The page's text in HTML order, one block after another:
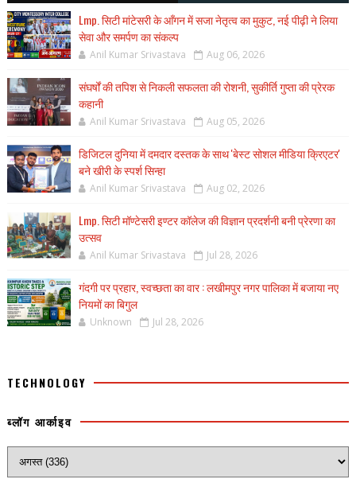
Lmp. सिटी मांटेसरी के आँगन में सजा नेतृत्व का मुकुट, नई पीढ़ी ने लिया
सेवा और समर्पण का संकल्प
Anil Kumar Srivastava Aug 06, 2026
संघर्षों की तपिश से निकली सफलता की रोशनी, सुकीर्ति गुप्ता की प्रेरक
कहानी
Anil Kumar Srivastava Aug 05, 2026
डिजिटल दुनिया में दमदार दस्तक के साथ 'बेस्ट सोशल मीडिया क्रिएटर'
बने खीरी के स्पर्श सिन्हा
Anil Kumar Srivastava Aug 02, 2026
Lmp. सिटी मॉण्टेसरी इण्टर कॉलेज की विज्ञान प्रदर्शनी बनी प्रेरणा का
उत्सव
Anil Kumar Srivastava Jul 28, 2026
गंदगी पर प्रहार, स्वच्छता का वार : लखीमपुर नगर पालिका में बजाया नए
नियमों का बिगुल
Unknown Jul 28, 2026
TECHNOLOGY
ब्लॉग आर्काइव